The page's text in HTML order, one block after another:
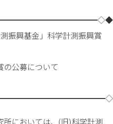
基金」科学計測振興賞
募について
においては、(旧)科学計測